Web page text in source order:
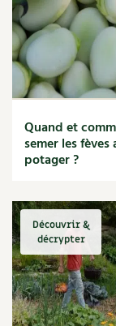
Quand et
semer les fèves
potager ?
Découvrir &
décrypter